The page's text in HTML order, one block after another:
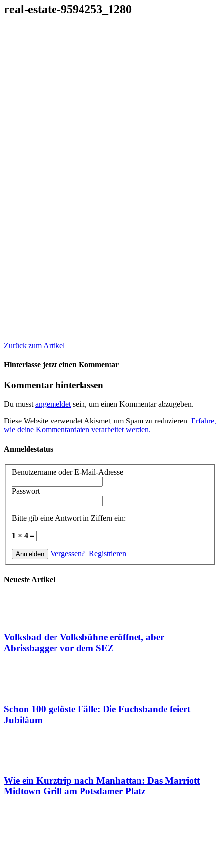
real-estate-9594253_1280
Zurück zum Artikel
Hinterlasse jetzt einen Kommentar
Kommentar hinterlassen
Du musst angemeldet sein, um einen Kommentar abzugeben.
Diese Website verwendet Akismet, um Spam zu reduzieren. Erfahre,
wie deine Kommentardaten verarbeitet werden.
Anmeldestatus
Benutzername oder E-Mail-Adresse
Passwort
Bitte gib eine Antwort in Ziffern ein:
1 × 4 =
Vergessen? Registrieren
Neueste Artikel
Volksbad der Volksbühne eröffnet, aber
Abrissbagger vor dem SEZ
Schon 100 gelöste Fälle: Die Fuchsbande feiert
Jubiläum
Wie ein Kurztrip nach Manhattan: Das Marriott
Midtown Grill am Potsdamer Platz